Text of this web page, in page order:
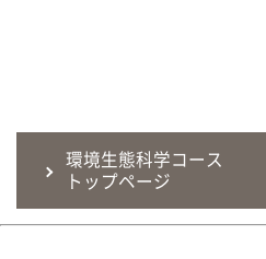
環境生態科学コース
トップページ